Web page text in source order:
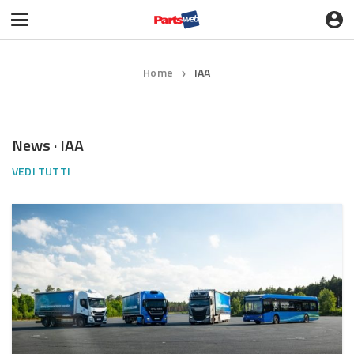
Home ❯ IAA
News · IAA
VEDI TUTTI